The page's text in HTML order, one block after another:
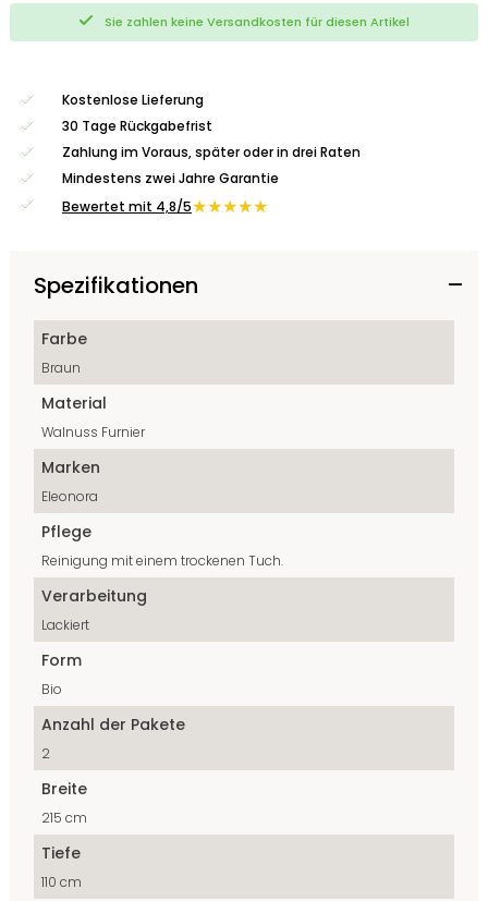
Sie zahlen keine Versandkosten für diesen Artikel
Kostenlose Lieferung
30 Tage Rückgabefrist
Zahlung im Voraus, später oder in drei Raten
Mindestens zwei Jahre Garantie
Bewertet mit 4,8/5★★★★★
Spezifikationen
Farbe
Braun
Material
Walnuss Furnier
Marken
Eleonora
Pflege
Reinigung mit einem trockenen Tuch.
Verarbeitung
Lackiert
Form
Bio
Anzahl der Pakete
2
Breite
215 cm
Tiefe
110 cm